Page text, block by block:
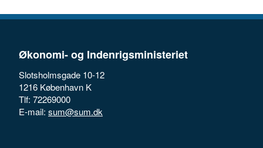
Økonomi- og Indenrigsministeriet
Slotsholmsgade 10-12
1216 København K
Tlf: 72269000
E-mail: sum@sum.dk